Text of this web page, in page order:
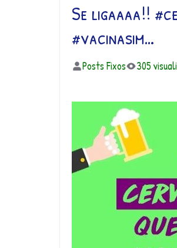
Se ligaaaa!!
#vacinasim…
Posts Fixos 305